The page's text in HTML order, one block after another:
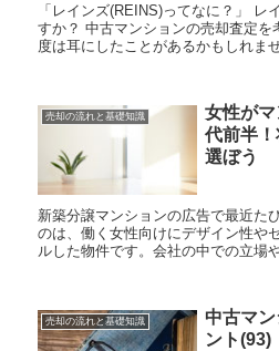
「レインズ(REINS)ってなに？」 レ
すか？ 中古マンションの売却査定を
度は耳にしたことがあるかもしれま
売却の流れと基礎知識
女性が
代前半
選ぼう
新築分譲マンションの広告で最近た
のは、働く女性向けにデザイン性や
ルした物件です。会社の中での立場
売却の流れと基礎知識
中古マ
ント